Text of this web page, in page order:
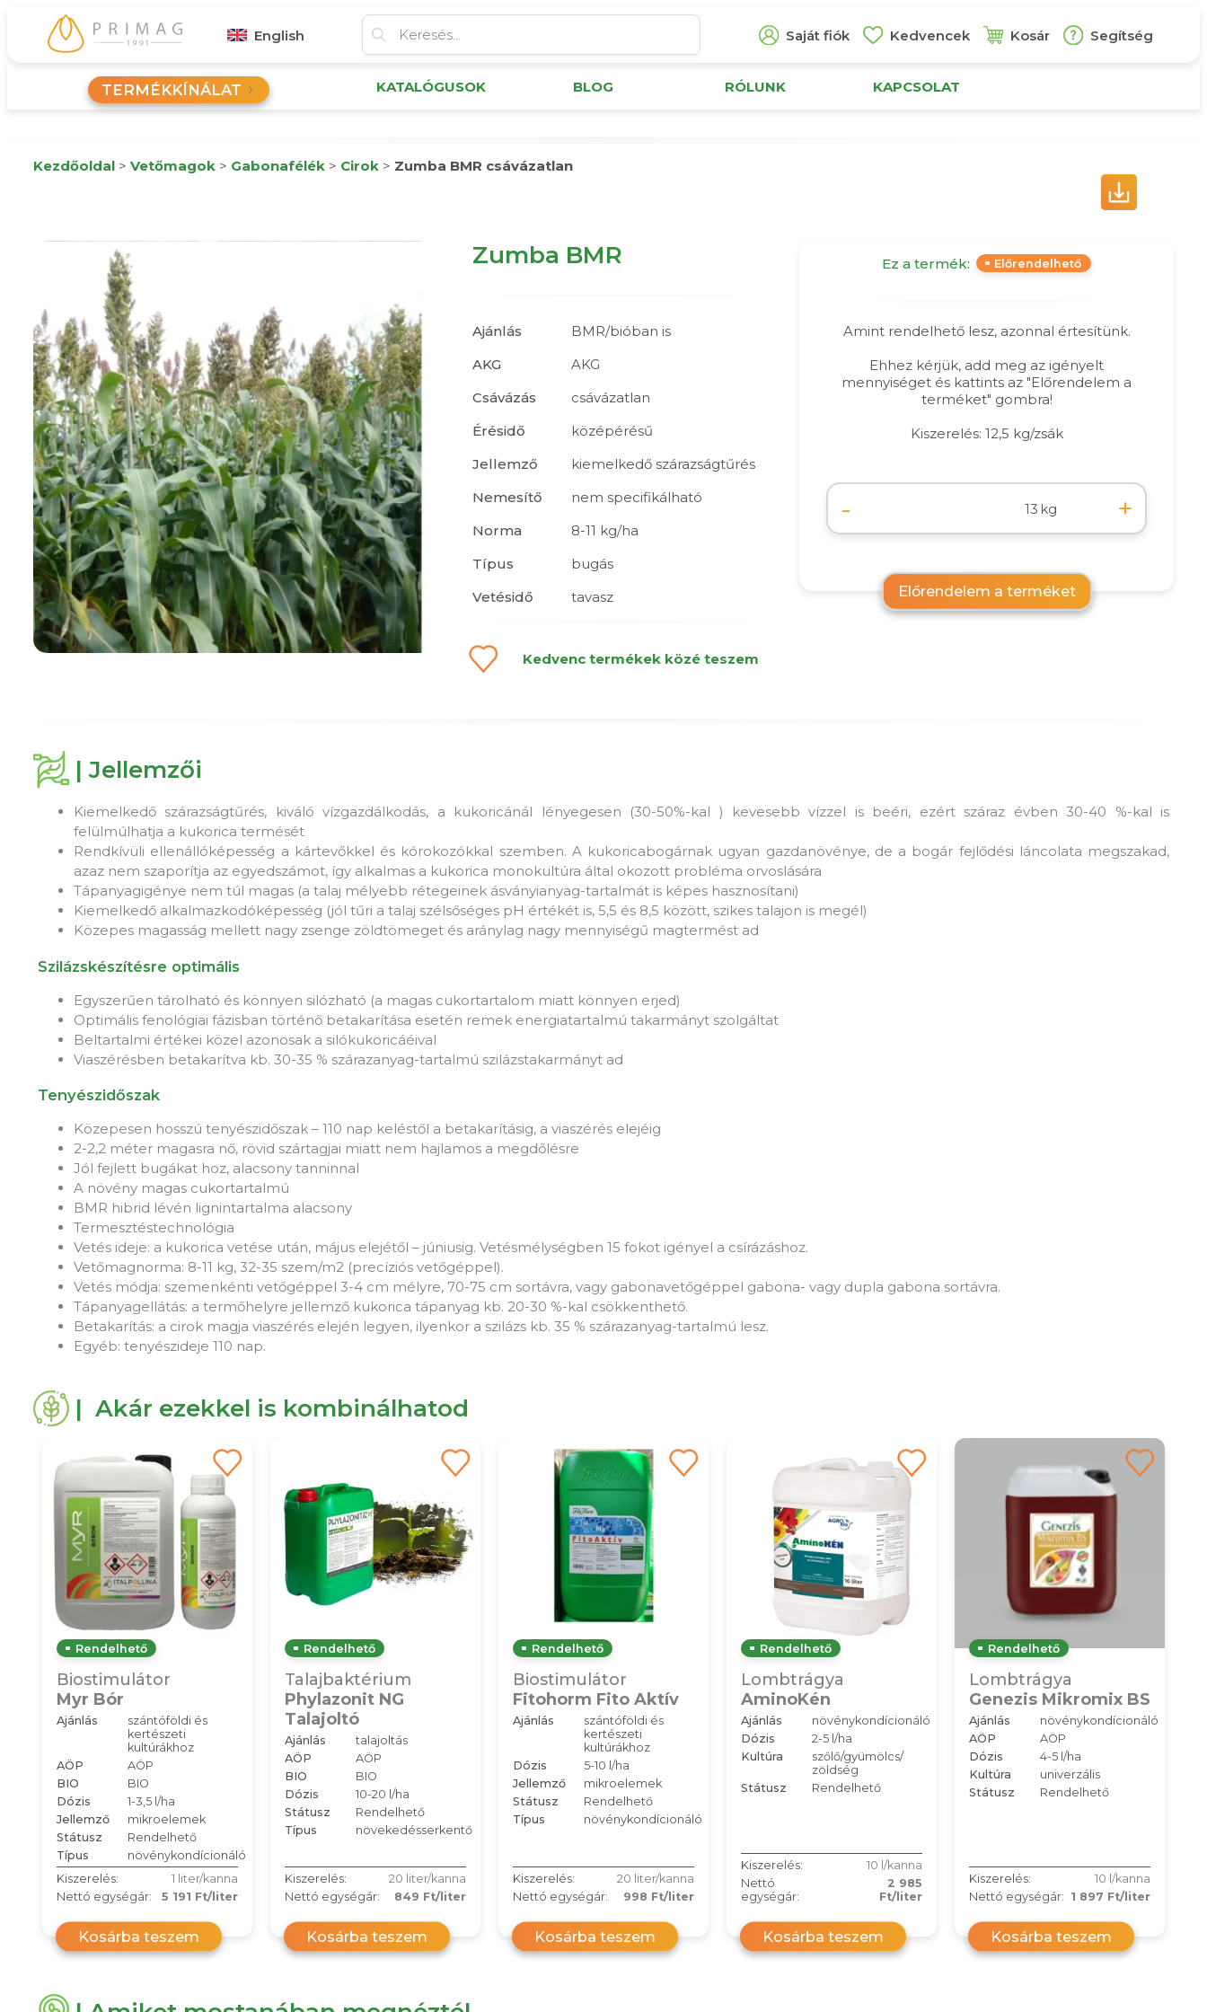
English Saját fiók Kedvencek Kosár Segítség
TERMÉKKÍNÁLAT KATALÓGUSOK BLOG RÓLUNK KAPCSOLAT
Kezdőoldal > Vetőmagok > Gabonafélék > Cirok > Zumba BMR csávázatlan
Zumba BMR
Ajánlás
BMR/bióban is
AKG
AKG
Csávázás
csávázatlan
Érésidő
középérésű
Jellemző
kiemelkedő szárazságtűrés
Nemesítő
nem specifikálható
Norma
8-11 kg/ha
Típus
bugás
Vetésidő
tavasz
Kedvenc termékek közé teszem
Ez a termék: Előrendelhető
Amint rendelhető lesz, azonnal értesítünk.
Ehhez kérjük, add meg az igényelt
mennyiséget és kattints az "Előrendelem a
terméket" gombra!
Kiszerelés: 12,5 kg/zsák
- kg +
Előrendelem a terméket
| Jellemzői
Kiemelkedő szárazságtűrés, kiváló vízgazdálkodás, a kukoricánál lényegesen (30-50%-kal ) kevesebb vízzel is beéri, ezért száraz évben 30-40 %-kal is
felülmúlhatja a kukorica termését
Rendkívüli ellenállóképesség a kártevőkkel és kórokozókkal szemben. A kukoricabogárnak ugyan gazdanövénye, de a bogár fejlődési láncolata megszakad,
azaz nem szaporítja az egyedszámot, így alkalmas a kukorica monokultúra által okozott probléma orvoslására
Tápanyagigénye nem túl magas (a talaj mélyebb rétegeinek ásványianyag-tartalmát is képes hasznosítani)
Kiemelkedő alkalmazkodóképesség (jól tűri a talaj szélsőséges pH értékét is, 5,5 és 8,5 között, szikes talajon is megél)
Közepes magasság mellett nagy zsenge zöldtömeget és aránylag nagy mennyiségű magtermést ad
Szilázskészítésre optimális
Egyszerűen tárolható és könnyen silózható (a magas cukortartalom miatt könnyen erjed)
Optimális fenológiai fázisban történő betakarítása esetén remek energiatartalmú takarmányt szolgáltat
Beltartalmi értékei közel azonosak a silókukoricáéival
Viaszérésben betakarítva kb. 30-35 % szárazanyag-tartalmú szilázstakarmányt ad
Tenyészidőszak
Közepesen hosszú tenyészidőszak – 110 nap keléstől a betakarításig, a viaszérés elejéig
2-2,2 méter magasra nő, rövid szártagjai miatt nem hajlamos a megdőlésre
Jól fejlett bugákat hoz, alacsony tanninnal
A növény magas cukortartalmú
BMR hibrid lévén lignintartalma alacsony
Termesztéstechnológia
Vetés ideje: a kukorica vetése után, május elejétől – júniusig. Vetésmélységben 15 fokot igényel a csírázáshoz.
Vetőmagnorma: 8-11 kg, 32-35 szem/m2 (precíziós vetőgéppel).
Vetés módja: szemenkénti vetőgéppel 3-4 cm mélyre, 70-75 cm sortávra, vagy gabonavetőgéppel gabona- vagy dupla gabona sortávra.
Tápanyagellátás: a termőhelyre jellemző kukorica tápanyag kb. 20-30 %-kal csökkenthető.
Betakarítás: a cirok magja viaszérés elején legyen, ilyenkor a szilázs kb. 35 % szárazanyag-tartalmú lesz.
Egyéb: tenyészideje 110 nap.
| Akár ezekkel is kombinálhatod
Rendelhető
Biostimulátor
Myr Bór
Ajánlás
szántóföldi és
kertészeti
kultúrákhoz
AÖP
AÖP
BIO
BIO
Dózis
1-3,5 l/ha
Jellemző
mikroelemek
Státusz
Rendelhető
Típus
növénykondícionáló
Kiszerelés:
1 liter/kanna
Nettó egységár:
5 191 Ft/liter
Kosárba teszem
Rendelhető
Talajbaktérium
Phylazonit NG
Talajoltó
Ajánlás
talajoltás
AÖP
AÖP
BIO
BIO
Dózis
10-20 l/ha
Státusz
Rendelhető
Típus
növekedésserkentő
Kiszerelés:
20 liter/kanna
Nettó egységár:
849 Ft/liter
Kosárba teszem
Rendelhető
Biostimulátor
Fitohorm Fito Aktív
Ajánlás
szántóföldi és
kertészeti
kultúrákhoz
Dózis
5-10 l/ha
Jellemző
mikroelemek
Státusz
Rendelhető
Típus
növénykondícionáló
Kiszerelés:
20 liter/kanna
Nettó egységár:
998 Ft/liter
Kosárba teszem
Rendelhető
Lombtrágya
AminoKén
Ajánlás
növénykondícionáló
Dózis
2-5 l/ha
Kultúra
szőlő/gyümölcs/
zöldség
Státusz
Rendelhető
Kiszerelés:
10 l/kanna
Nettó
egységár:
2 985
Ft/liter
Kosárba teszem
Rendelhető
Lombtrágya
Genezis Mikromix BS
Ajánlás
növénykondícionáló
AÖP
AÖP
Dózis
4-5 l/ha
Kultúra
univerzális
Státusz
Rendelhető
Kiszerelés:
10 l/kanna
Nettó egységár: 1 897 Ft/liter
Kosárba teszem